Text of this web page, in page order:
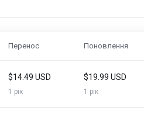
Перенос Поновлення
$14.49 USD
1 рік
$19.99 USD
1 рік